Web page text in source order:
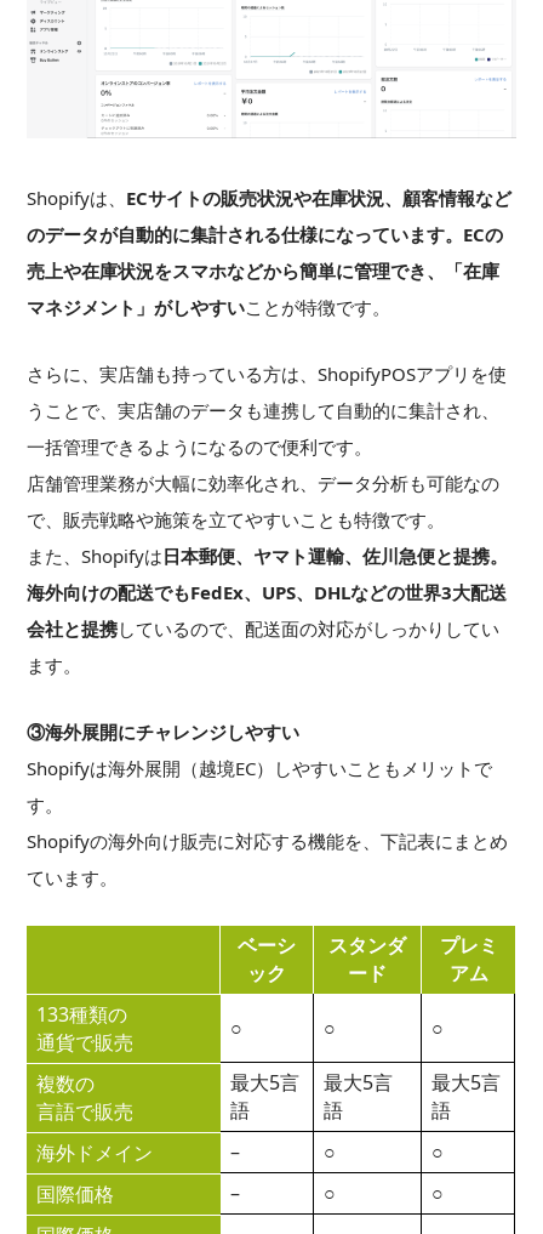
Shopifyは、 ECサイトの販売状況や在庫状況、顧客情報など
のデータが自動的に集計される仕様になっています。ECの
売上や在庫状況をスマホなどから簡単に管理でき、「在庫
マネジメント」がしやすいことが特徴です。
さらに、実店舗も持っている方は、ShopifyPOSアプリを使
うことで、実店舗のデータも連携して自動的に集計され、
一括管理できるようになるので便利です。
店舗管理業務が大幅に効率化され、データ分析も可能なの
で、販売戦略や施策を立てやすいことも特徴です。
また、Shopifyは日本郵便、ヤマト運輸、佐川急便と提携。
海外向けの配送でもFedEx、UPS、DHLなどの世界3大配送
会社と提携しているので、配送面の対応がしっかりしてい
ます。
③海外展開にチャレンジしやすい
Shopifyは海外展開（越境EC）しやすいこともメリットで
す。
Shopifyの海外向け販売に対応する機能を、下記表にまとめ
ています。
ベーシ
ック
スタンダ
ード
プレミ
アム
133種類の
通貨で販売
○ ○ ○
複数の
言語で販売
最大5言
語
最大5言
語
最大5言
語
海外ドメイン
– ○
○
国際価格
– ○
○